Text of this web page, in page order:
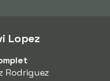
Lopez
Rodriguez